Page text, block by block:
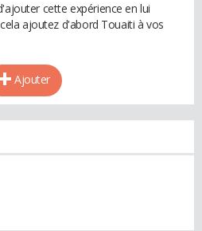
cette expérience en lui
ajoutez d'abord Touaiti à vos
Ajouter